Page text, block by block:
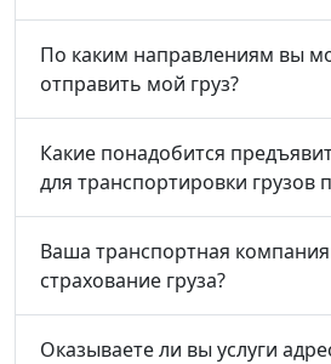
По каким направлениям вы
отправить мой груз?
Какие понадобится
для транспортировки грузов
Ваша транспортная
страхование груза?
Оказываете ли вы услуги